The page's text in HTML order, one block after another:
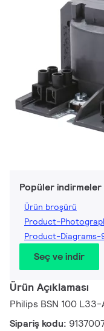
Popüler indirmeler
Ürün broşürü
Product-
Product-Diagrams-
Seç ve indir
Ürün Açıklaması
Philips BSN 100
Sipariş kodu: